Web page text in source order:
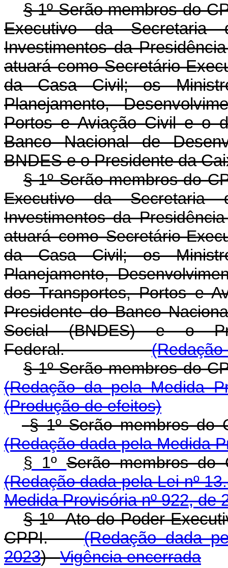
§ 1º Serão membros do
Executivo da
Investimentos da
atuará como Secretário-
da Casa Civil; os
Planejamento,
Portos e Aviação Civil e o
Banco Nacional de
BNDES e o Presidente da
§ 1º Serão membros do
Executivo da
Investimentos da
atuará como Secretário-
da Casa Civil; os
Planejamento,
dos Transportes, Portos e
Presidente do Banco
Social (BNDES) e o
Federal.(Redação
§ 1º Serão
(Redação da pela Medida
(Produção de efeitos)
§ 1º Serão
(Redação dada pela Medida
§ 1ºSerão membros
(Redação dada pela Lei nº
Medida Provisória nº 922, de
§ 1º Ato do Poder
CPPI.(Redação dada
2023)Vigência encerrada